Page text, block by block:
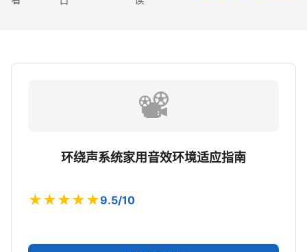
📽️
环绕声系统家用音效环境适应指南
★★★★★9.5/10